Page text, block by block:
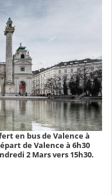
en bus de Valence à
de Valence à 6h30
2 Mars vers 15h30.